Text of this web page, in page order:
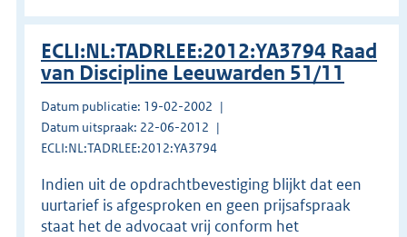
ECLI:NL:TADRLEE:2012:YA3794 Raad
van Discipline Leeuwarden 51/11
Datum publicatie: 19-02-2002
Datum uitspraak: 22-06-2012
ECLI:NL:TADRLEE:2012:YA3794
Indien uit de opdrachtbevestiging blijkt dat een
uurtarief is afgesproken en geen prijsafspraak
staat het de advocaat vrij conform het